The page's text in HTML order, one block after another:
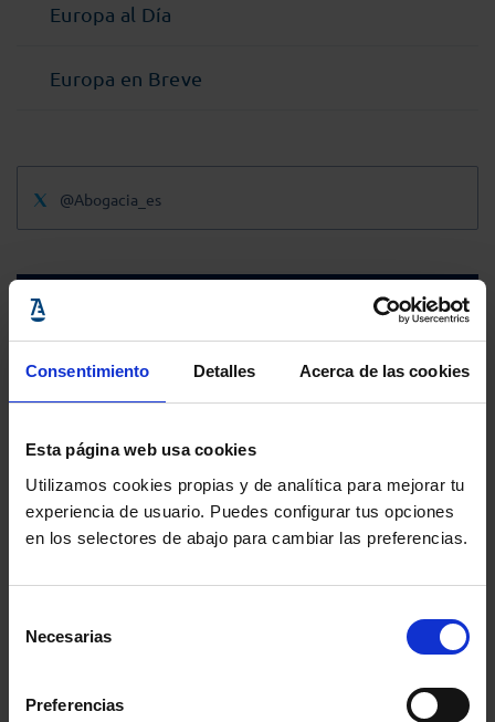
Consentimiento Detalles Acerca de las cookies
Esta página web usa cookies
Utilizamos cookies propias y de analítica para mejorar tu
experiencia de usuario. Puedes configurar tus opciones
en los selectores de abajo para cambiar las preferencias.
Necesarias
Preferencias
Europa al Día
Europa en Breve
@Abogacia_es